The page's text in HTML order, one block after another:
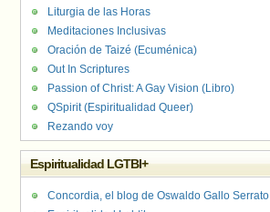
Liturgia de las Horas
Meditaciones Inclusivas
Oración de Taizé (Ecuménica)
Out In Scriptures
Passion of Christ: A Gay Vision (Libro)
QSpirit (Espiritualidad Queer)
Rezando voy
Espiritualidad LGTBI+
Concordia, el blog de Oswaldo Gallo Serrato